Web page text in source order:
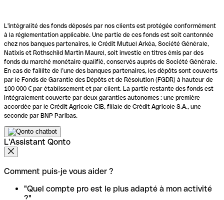
L'intégralité des fonds déposés par nos clients est protégée conformément
à la réglementation applicable. Une partie de ces fonds est soit cantonnée
chez nos banques partenaires, le Crédit Mutuel Arkéa, Société Générale,
Natixis et Rothschild Martin Maurel, soit investie en titres émis par des
fonds du marché monétaire qualifié, conservés auprès de Société Générale.
En cas de faillite de l’une des banques partenaires, les dépôts sont couverts
par le Fonds de Garantie des Dépôts et de Résolution (FGDR) à hauteur de
100 000 € par établissement et par client. La partie restante des fonds est
intégralement couverte par deux garanties autonomes : une première
accordée par le Crédit Agricole CIB, filiale de Crédit Agricole S.A., une
seconde par BNP Paribas.
L'Assistant Qonto
Comment puis-je vous aider ?
"Quel compte pro est le plus adapté à mon activité